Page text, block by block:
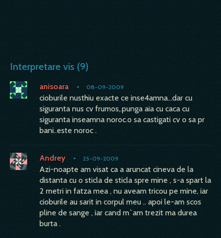
Interpretare vis (9)
anisoara • 08-09-2009
cioburile nusthiu exacte ce inse4amna...dar cu
siguranta nus cv frumos,.punga aia cu caca cu
siguranta inseamna noroc.o sa castigati cv o sa pr
bani..este noroc .
Andrey• 25-09-2009
Azi-noapte am visat ca a aruncat cineva de la
distanta cu o sticla de sticla spre mine , s-a spart la
2 metri in fatza mea , nu aveam tricou pe mine, iar
cioburile au sarit in corpul meu .. apoi le-am scos
pline de sange , iar cand m`am trezit ma durea
burta .